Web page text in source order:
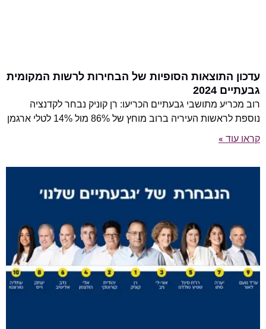
עדכון התוצאות הסופיות של הבחירות לרשות המקומית
גבעתיים 2024
רוב מכריע מתושבי גבעתיים הכריעו: רן קוניק נבחר לקדנציה
נוספת לראשות העיריה ברוב מוחץ של 86% מול 14% לטלי ארגמן
קראו עוד »